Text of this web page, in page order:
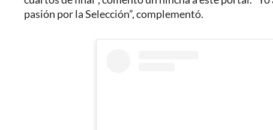
pasión por la Selección”, complementó.